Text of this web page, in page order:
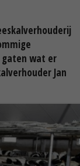
gaten wat er
Jan